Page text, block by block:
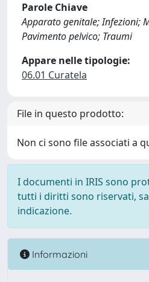
Parole Chiave
Apparato genitale; Infezioni;
Pavimento pelvico; Traumi
Appare nelle tipologie:
06.01 Curatela
File in questo prodotto:
Non ci sono file associati a
I documenti in IRIS sono
tutti i diritti sono riservati,
indicazione.
Informazioni